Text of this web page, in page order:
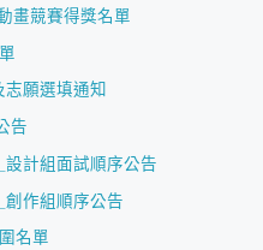
畫競賽得獎名單
願選填通知
告
計組面試順序公告
作組順序公告
名單